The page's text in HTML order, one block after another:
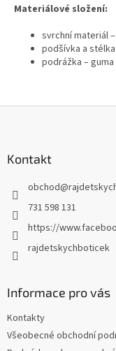
Materiálové složení:
svrchní materiál
podšívka a
podrážka – guma
Kontakt
obchod@
731 598 131
https://
rajdetskychboticek
Informace pro vás
Kontakty
Všeobecné obchodní